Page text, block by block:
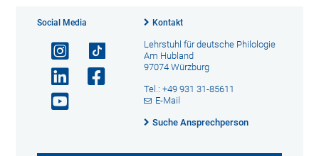
Social Media Kontakt
Lehrstuhl für deutsche Philologie
Am Hubland
97074 Würzburg
Tel.: +49 931 31-85611
E-Mail
Suche Ansprechperson